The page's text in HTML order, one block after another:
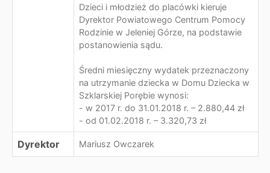
Dzieci i młodzież do placówki kieruje
Dyrektor Powiatowego Centrum Pomocy
Rodzinie w Jeleniej Górze, na podstawie
postanowienia sądu.
Średni miesięczny wydatek przeznaczony
na utrzymanie dziecka w Domu Dziecka w
Szklarskiej Porębie wynosi:
- w 2017 r. do 31.01.2018 r. – 2.880,44 zł
- od 01.02.2018 r. – 3.320,73 zł
Dyrektor Mariusz Owczarek